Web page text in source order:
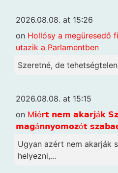
2026.08.08. at 15:26
on Hollósy a megüresedő
utazik a Parlamentben
Szeretné, de
2026.08.08. at 15:15
on M𝗶é𝗿𝘁 𝗻𝗲𝗺 𝗮𝗸𝗮𝗿𝗷á𝗸
𝗺𝗮𝗴á𝗻𝗻𝘆𝗼𝗺𝗼𝘇ó𝘁
Ugyan azért nem akarják
helyezni,...